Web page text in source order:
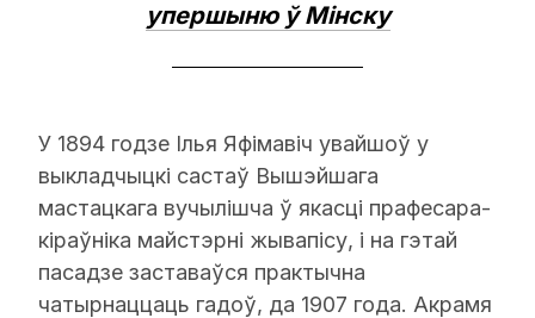
упершыню ў Мінску
У 1894 годзе Ілья Яфімавіч увайшоў у
выкладчыцкі састаў Вышэйшага
мастацкага вучылішча ў якасці прафесара-
кіраўніка майстэрні жывапісу, і на гэтай
пасадзе заставаўся практычна
чатырнаццаць гадоў, да 1907 года. Акрамя